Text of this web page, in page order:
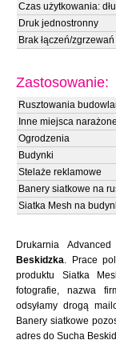
Czas użytkowania:
Druk jednostronny
Brak łączeń/
Zastosowanie:
Rusztowania
Inne miejsca
Ogrodzenia
Budynki
Stelaże reklamowe
Banery siatkowe na
Siatka Mesh na
Drukarnia
Beskidzka. Prace
produktu Siatka
fotografie, nazwa
odsyłamy drogą
Banery siatkowe
adres do Sucha